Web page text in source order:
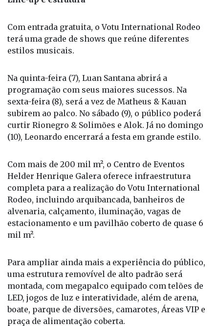
terá uma grade de shows que reúne diferentes
estilos musicais.
programação com seus maiores sucessos. Na
sexta-feira (8), será a vez de Matheus & Kauan
subirem ao palco. No sábado (9), o público poderá
curtir Rionegro & Solimões e Alok. Já no domingo
(10), Leonardo encerrará a festa em grande estilo.
Helder Henrique Galera oferece infraestrutura
completa para a realização do Votu International
Rodeo, incluindo arquibancada, banheiros de
alvenaria, calçamento, iluminação, vagas de
estacionamento e um pavilhão coberto de quase 6
mil m².
uma estrutura removível de alto padrão será
montada, com megapalco equipado com telões de
LED, jogos de luz e interatividade, além de arena,
boate, parque de diversões, camarotes, Áreas VIP e
praça de alimentação coberta.